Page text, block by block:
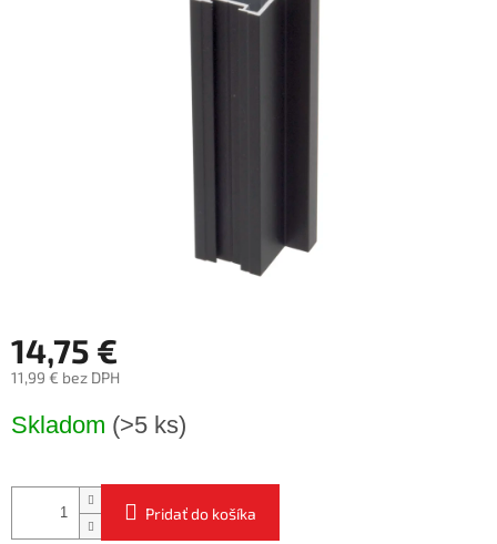
14,75 €
11,99 € bez DPH
cena:
Skladom (>5 ks)
Pridať do košíka